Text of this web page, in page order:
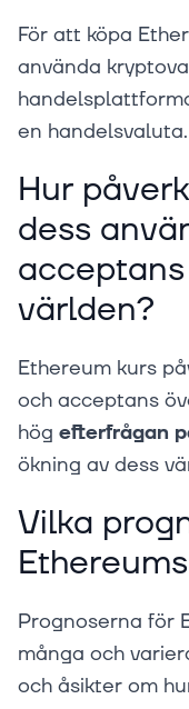
För att köpa
använda
en handelsvaluta.
Hur
dess
världen?
Ethereum kurs
och acceptans
hög efterfrågan
ökning av dess
Vilka
Prognoserna för
många och
och åsikter om